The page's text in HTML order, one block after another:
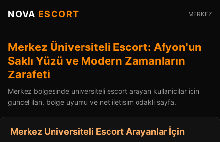
NOVA ESCORT MERKEZ
Merkez Üniversiteli Escort: Afyon'un
Saklı Yüzü ve Modern Zamanların
Zarafeti
Merkez bolgesinde universiteli escort arayan kullanicilar icin
guncel ilan, bolge uyumu ve net iletisim odakli sayfa.
Merkez Universiteli Escort Arayanlar İçin